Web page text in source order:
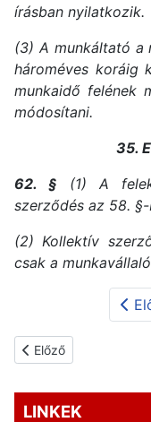
LINKEK
írásban nyilatkozik.
(3) A munkáltató a
hároméves koráig
munkaidő felének
módosítani.
35.
62. § (1) A
szerződés az 58.
(2) Kollektív
csak a
Előző cikk:
Előző